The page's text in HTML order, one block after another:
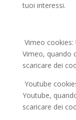
tuoi interessi.
Vimeo
Vimeo, quando
scaricare dei
Youtube
Youtube,
scaricare dei